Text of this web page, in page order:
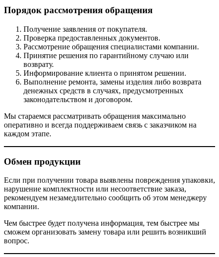
Порядок рассмотрения обращения
Получение заявления от покупателя.
Проверка предоставленных документов.
Рассмотрение обращения специалистами компании.
Принятие решения по гарантийному случаю или
возврату.
Информирование клиента о принятом решении.
Выполнение ремонта, замены изделия либо возврата
денежных средств в случаях, предусмотренных
законодательством и договором.
Мы стараемся рассматривать обращения максимально
оперативно и всегда поддерживаем связь с заказчиком на
каждом этапе.
Обмен продукции
Если при получении товара выявлены повреждения упаковки,
нарушение комплектности или несоответствие заказа,
рекомендуем незамедлительно сообщить об этом менеджеру
компании.
Чем быстрее будет получена информация, тем быстрее мы
сможем организовать замену товара или решить возникший
вопрос.